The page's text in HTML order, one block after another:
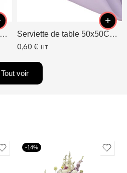
Serviette de table 50x50CM Terracotta Serviette de table 50x50CM Lavande/Lilas
0,60 € HT
Tout voir
-14%